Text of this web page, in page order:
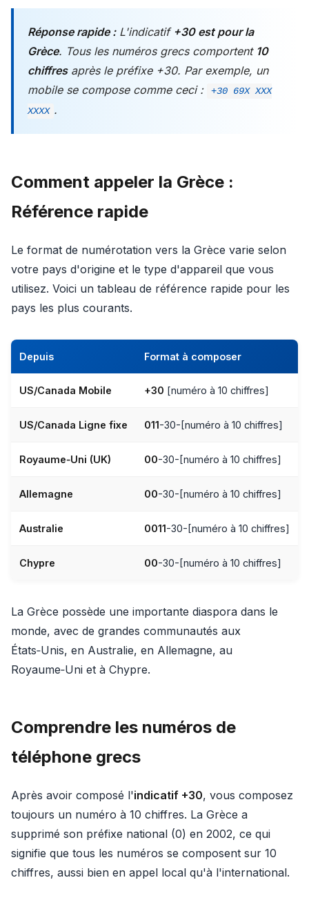
Réponse rapide :L'indicatif +30 est pour la
Grèce. Tous les numéros grecs comportent 10
chiffresaprès le préfixe +30. Par exemple, un
mobile se compose comme ceci :
+30 69X XXX
XXXX .
Comment appeler la Grèce :
Référence rapide
Le format de numérotation vers la Grèce varie selon
votre pays d'origine et le type d'appareil que vous
utilisez. Voici un tableau de référence rapide pour les
pays les plus courants.
Depuis Format à composer
US/Canada Mobile +30 [numéro à 10 chiffres]
US/Canada Ligne fixe 011-30-[numéro à 10 chiffres]
Royaume‑Uni (UK) 00-30-[numéro à 10 chiffres]
Allemagne 00-30-[numéro à 10 chiffres]
Australie 0011-30-[numéro à 10 chiffres]
Chypre 00-30-[numéro à 10 chiffres]
La Grèce possède une importante diaspora dans le
monde, avec de grandes communautés aux
États‑Unis, en Australie, en Allemagne, au
Royaume‑Uni et à Chypre.
Comprendre les numéros de
téléphone grecs
Après avoir composé l'indicatif +30, vous composez
toujours un numéro à 10 chiffres. La Grèce a
supprimé son préfixe national (0) en 2002, ce qui
signifie que tous les numéros se composent sur 10
chiffres, aussi bien en appel local qu'à l'international.